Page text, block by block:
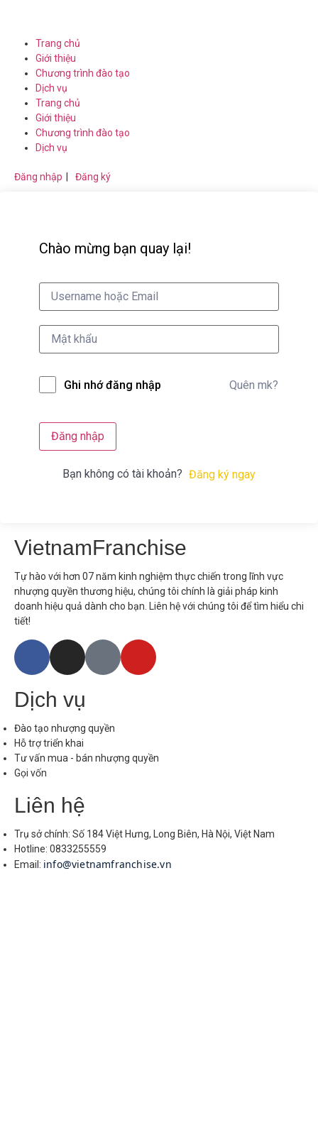
Trang chủ
Giới thiệu
Chương trình đào tạo
Dịch vụ
Trang chủ
Giới thiệu
Chương trình đào tạo
Dịch vụ
Đăng nhập Đăng ký
Chào mừng bạn quay lại!
Ghi nhớ đăng nhập Quên mk?
Đăng nhập
Bạn không có tài khoản? Đăng ký ngay
VietnamFranchise
Tự hào với hơn 07 năm kinh nghiệm thực chiến trong lĩnh vực
nhượng quyền thương hiệu, chúng tôi chính là giải pháp kinh
doanh hiệu quả dành cho bạn. Liên hệ với chúng tôi để tìm hiểu chi
tiết!
Dịch vụ
Đào tạo nhượng quyền
Hỗ trợ triển khai
Tư vấn mua - bán nhượng quyền
Gọi vốn
Liên hệ
Trụ sở chính: Số 184 Việt Hưng, Long Biên, Hà Nội, Việt Nam
Hotline: 0833255559
Email: info@vietnamfranchise.vn